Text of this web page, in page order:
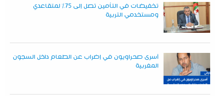
تخفيضات في التأمين تصل إلى 75% لمتقاعدي
ومستخدمي التربية
أسرى صحراويون في إضراب عن الطعام داخل السجون
المغربية